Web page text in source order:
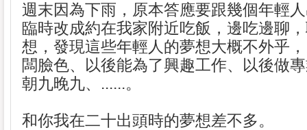
週末因為下雨，原本答應要跟幾個年輕
臨時改成約在我家附近吃飯，邊吃邊聊
想，發現這些年輕人的夢想大概不外乎
闆臉色、以後能為了興趣工作、以後做
朝九晚九、......。
和你我在二十出頭時的夢想差不多。